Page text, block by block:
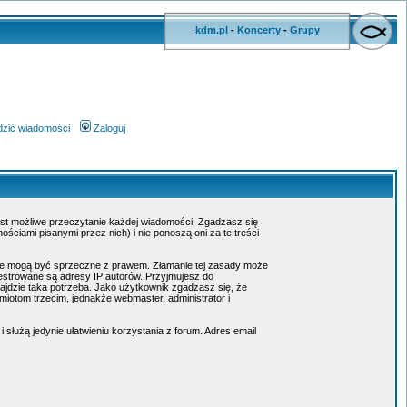
kdm.pl- Koncerty- Grupy
wiadomości Zaloguj
możliwe przeczytanie każdej wiadomości. Zgadzasz się
pisanymi przez nich) i nie ponoszą oni za te treści
być sprzeczne z prawem. Złamanie tej zasady może
są adresy IP autorów. Przyjmujesz do
taka potrzeba. Jako użytkownik zgadzasz się, że
trzecim, jednakże webmaster, administrator i
jedynie ułatwieniu korzystania z forum. Adres email